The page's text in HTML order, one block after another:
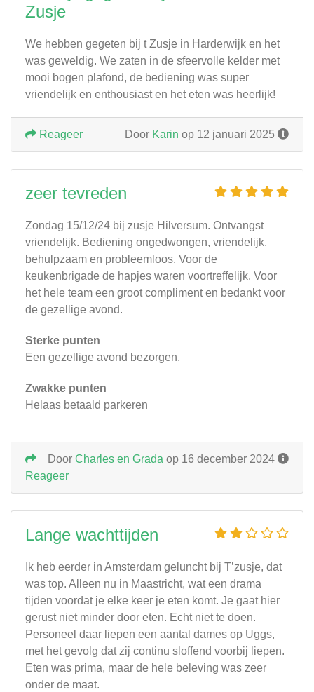
Zusje
We hebben gegeten bij t Zusje in Harderwijk en het
was geweldig. We zaten in de sfeervolle kelder met
mooi bogen plafond, de bediening was super
vriendelijk en enthousiast en het eten was heerlijk!
Door Karin op 12 januari 2025
Reageer
zeer tevreden
Zondag 15/12/24 bij zusje Hilversum. Ontvangst
vriendelijk. Bediening ongedwongen, vriendelijk,
behulpzaam en probleemloos. Voor de
keukenbrigade de hapjes waren voortreffelijk. Voor
het hele team een groot compliment en bedankt voor
de gezellige avond.
Sterke punten
Een gezellige avond bezorgen.
Zwakke punten
Helaas betaald parkeren
Door Charles en Grada op 16 december 2024
Reageer
Lange wachttijden
Ik heb eerder in Amsterdam geluncht bij T’zusje, dat
was top. Alleen nu in Maastricht, wat een drama
tijden voordat je elke keer je eten komt. Je gaat hier
gerust niet minder door eten. Echt niet te doen.
Personeel daar liepen een aantal dames op Uggs,
met het gevolg dat zij continu sloffend voorbij liepen.
Eten was prima, maar de hele beleving was zeer
onder de maat.